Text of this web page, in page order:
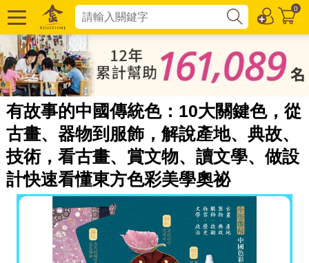
0
有故事的中國傳統色：10大關鍵色，從
古畫、器物到服飾，解說產地、典故、
技術，看古畫、賞文物、讀文學、做設
計快速看懂東方色彩美學奧祕